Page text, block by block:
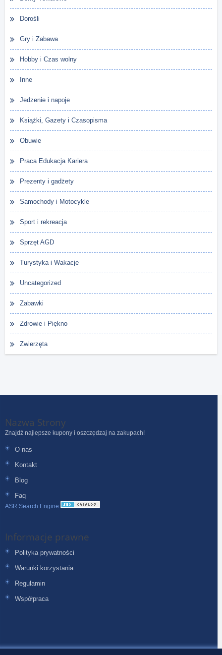
Dorośli
Gry i Zabawa
Hobby i Czas wolny
Inne
Jedzenie i napoje
Książki, Gazety i Czasopisma
Obuwie
Praca Edukacja Kariera
Prezenty i gadżety
Samochody i Motocykle
Sport i rekreacja
Sprzęt AGD
Turystyka i Wakacje
Uncategorized
Zabawki
Zdrowie i Piękno
Zwierzęta
Nazwa Strony
Znajdź najlepsze kupony i oszczędzaj na zakupach!
O nas
Kontakt
Blog
Faq
ASR Search Engine
Informacje prawne
Polityka prywatności
Warunki korzystania
Regulamin
Współpraca